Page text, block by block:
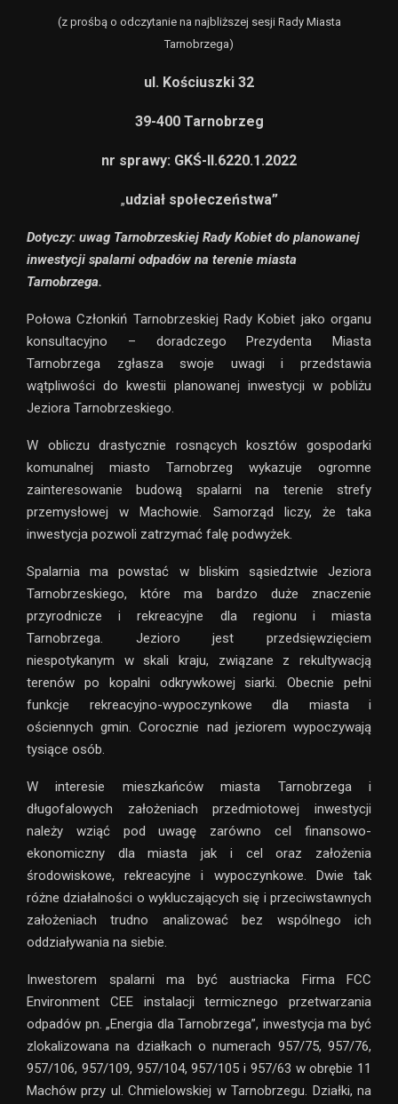
(z prośbą o odczytanie na najbliższej sesji Rady Miasta
Tarnobrzega)
ul. Kościuszki 32
39-400 Tarnobrzeg
nr sprawy: GKŚ-II.6220.1.2022
„udział społeczeństwa”
Dotyczy: uwag Tarnobrzeskiej Rady Kobiet do planowanej
inwestycji spalarni odpadów na terenie miasta
Tarnobrzega.
Połowa Członkiń Tarnobrzeskiej Rady Kobiet jako organu
konsultacyjno – doradczego Prezydenta Miasta
Tarnobrzega zgłasza swoje uwagi i przedstawia
wątpliwości do kwestii planowanej inwestycji w pobliżu
Jeziora Tarnobrzeskiego.
W obliczu drastycznie rosnących kosztów gospodarki
komunalnej miasto Tarnobrzeg wykazuje ogromne
zainteresowanie budową spalarni na terenie strefy
przemysłowej w Machowie. Samorząd liczy, że taka
inwestycja pozwoli zatrzymać falę podwyżek.
Spalarnia ma powstać w bliskim sąsiedztwie Jeziora
Tarnobrzeskiego, które ma bardzo duże znaczenie
przyrodnicze i rekreacyjne dla regionu i miasta
Tarnobrzega. Jezioro jest przedsięwzięciem
niespotykanym w skali kraju, związane z rekultywacją
terenów po kopalni odkrywkowej siarki. Obecnie pełni
funkcje rekreacyjno-wypoczynkowe dla miasta i
ościennych gmin. Corocznie nad jeziorem wypoczywają
tysiące osób.
W interesie mieszkańców miasta Tarnobrzega i
długofalowych założeniach przedmiotowej inwestycji
należy wziąć pod uwagę zarówno cel finansowo-
ekonomiczny dla miasta jak i cel oraz założenia
środowiskowe, rekreacyjne i wypoczynkowe. Dwie tak
różne działalności o wykluczających się i przeciwstawnych
założeniach trudno analizować bez wspólnego ich
oddziaływania na siebie.
Inwestorem spalarni ma być austriacka Firma FCC
Environment CEE instalacji termicznego przetwarzania
odpadów pn. „Energia dla Tarnobrzega”, inwestycja ma być
zlokalizowana na działkach o numerach 957/75, 957/76,
957/106, 957/109, 957/104, 957/105 i 957/63 w obrębie 11
Machów przy ul. Chmielowskiej w Tarnobrzegu. Działki, na